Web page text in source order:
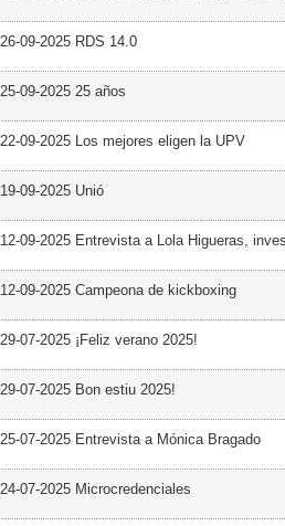
26-09-2025 RDS 14.0
25-09-2025 25 años
22-09-2025 Los mejores eligen la UPV
19-09-2025 Unió
12-09-2025 Entrevista a Lola Higueras,
12-09-2025 Campeona de kickboxing
29-07-2025 ¡Feliz verano 2025!
29-07-2025 Bon estiu 2025!
25-07-2025 Entrevista a Mónica Bragado
24-07-2025 Microcredenciales